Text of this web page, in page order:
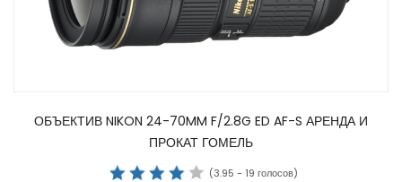
ОБЪЕКТИВ NIKON 24-70MM F/2.8G ED AF-S АРЕНДА И
ПРОКАТ ГОМЕЛЬ
(3.95 - 19 голосов)